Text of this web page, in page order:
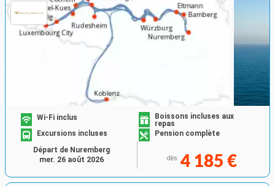
Wi-Fi inclus
Boissons incluses aux
repas
Excursions incluses
Pension complète
dès 4 185 €
Départ de Nuremberg
mer. 26 août 2026